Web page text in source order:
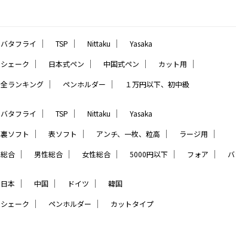
バタフライ ｜ TSP ｜ Nittaku ｜ Yasaka
シェーク ｜ 日本式ペン ｜ 中国式ペン ｜ カット用 ｜
全ランキング ｜ ペンホルダー ｜ １万円以下、初中級
バタフライ ｜ TSP ｜ Nittaku ｜ Yasaka
裏ソフト ｜ 表ソフト ｜ アンチ、一枚、粒高 ｜ ラージ用 ｜
総合 ｜ 男性総合 ｜ 女性総合 ｜ 5000円以下 ｜ フォア ｜
日本 ｜ 中国 ｜ ドイツ ｜ 韓国
シェーク ｜ ペンホルダー ｜ カットタイプ